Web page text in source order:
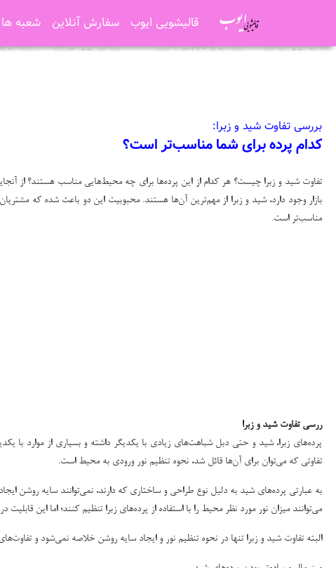
قالیشویی ایوب سفارش آنلاین شعبه ها
بررسی تفاوت شید و زبرا:
کدام پرده برای شما مناسب‌تر است؟
تفاوت شید و زبرا چیست؟ هر کدام از این پرده‌ها برای چه محیط‌هایی مناسب هستند؟ از
بازار وجود دارد، شید و زبرا از مهم‌ترین آن‌ها هستند. محبوبیت این دو باعث شده که
مناسب‌تر است.
ررسی تفاوت شید و زبرا
پرده‌های زبرا، شید و حتی دبل شباهت‌های زیادی با یکدیگر داشته و بسیاری از موارد با
تفاوتی که می‌توان برای آن‌ها قائل شد، نحوه تنظیم نور ورودی به محیط است.
به عبارتی پرده‌های شید به دلیل نوع طراحی و ساختاری که دارند، نمی‌توانند سایه روشن ایجاد
می‌توانند میزان نور مورد نظر محیط را با استفاده از پرده‌های زبرا تنظیم کنند؛ اما این
البته تفاوت شید و زبرا تنها در نحوه تنظیم نور و ایجاد سایه روشن خلاصه نمی‌شود و